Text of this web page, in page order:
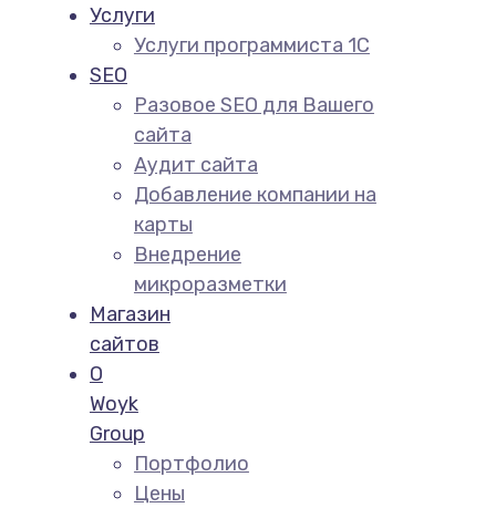
Услуги
Услуги программиста 1С
SEO
Разовое SEO для Вашего
сайта
Аудит сайта
Добавление компании на
карты
Внедрение
микроразметки
Магазин
сайтов
О
Woyk
Group
Портфолио
Цены